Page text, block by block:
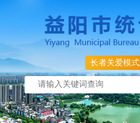
长者关爱模式